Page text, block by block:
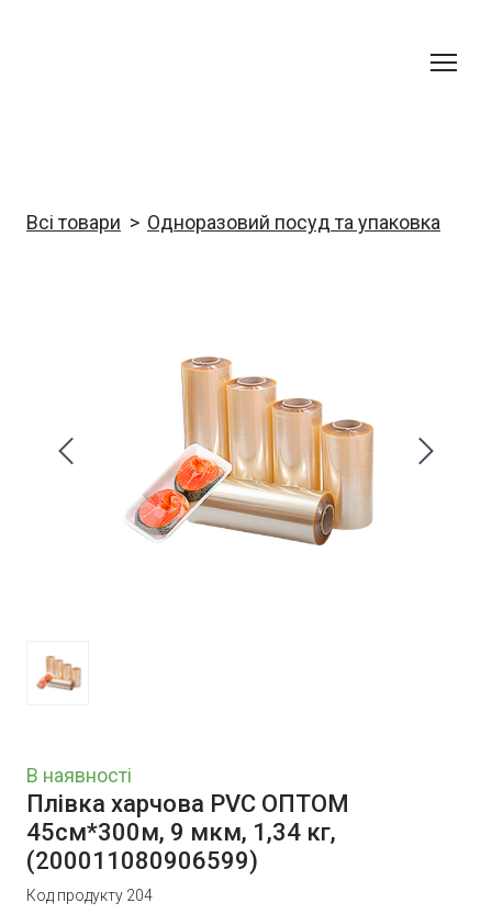
Всі товари Одноразовий посуд та упаковка
В наявності
Плівка харчова PVC ОПТОМ
45см*300м, 9 мкм, 1,34 кг,
(200011080906599)
Код продукту 204